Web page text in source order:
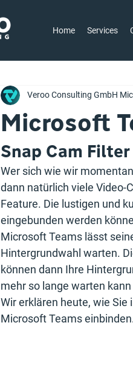
Home Services
Microsoft
Veroo Consulting GmbH
Snap Cam
Wer sich wie wir
dann natürlich viele Video-
Feature. Die lustigen und
eingebunden werden
Microsoft Teams lässt
Hintergrundwahl warten.
können dann Ihre
mehr so lange warten
Wir erklären heute, wie
Microsoft Teams